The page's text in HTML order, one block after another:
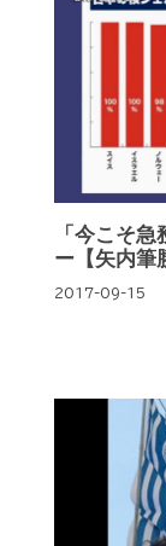
「今こそ
ー【矢内筆
2017-09-15